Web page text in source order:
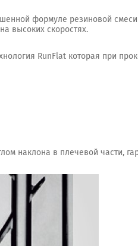
формуле резиновой
высоких скоростях.
RunFlat которая при
наклона в плечевой части,